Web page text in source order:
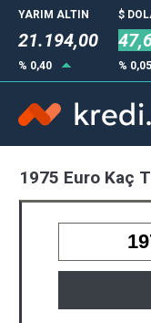
YARIM ALTIN
21.194,00
% 0,40
$
% 0,05
1975 Euro Kaç